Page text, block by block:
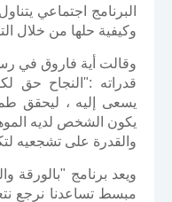
البرنامج اجتماعي
وكيفية حلها من خلال
وقالت أية فاروق في
قدراته :"النجاح حق
يسعى إليه ، ليحقق
يكون الشخص لديه
والقدرة على تشجعيه
ويعد برنامج "بالورقة
مبسط تساعدنا نرجع